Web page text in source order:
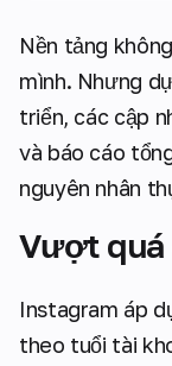
Nền tảng
mình. Nhưng
triển, các cập
và báo cáo
nguyên nhân
Vượt quá
Instagram áp
theo tuổi tài